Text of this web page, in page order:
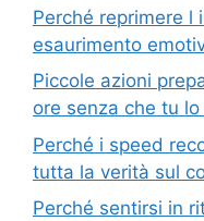
Perché reprimere l
esaurimento
Piccole azioni
ore senza che tu lo
Perché i speed
tutta la verità sul
Perché sentirsi in